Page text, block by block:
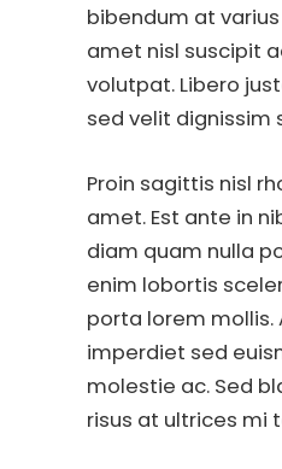
bibendum at
amet nisl suscipit
volutpat. Libero
sed velit dignissim
Proin sagittis nisl
amet. Est ante in
diam quam nulla
enim lobortis
porta lorem mollis.
imperdiet sed
molestie ac. Sed
risus at ultrices mi